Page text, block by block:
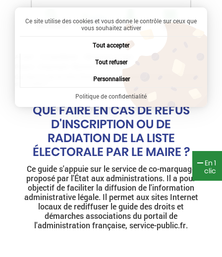
Recherche Profil Menu
En 1
clic
Élections
Que faire en cas de refus d'inscription ou de radiation de la liste électorale
QUE FAIRE EN CAS DE REFUS
D'INSCRIPTION OU DE
RADIATION DE LA LISTE
ÉLECTORALE PAR LE MAIRE ?
Ce guide s'appuie sur le service de co-marquage
proposé par l'État aux administrations. Il a pour
objectif de faciliter la diffusion de l'information
administrative légale. Il permet aux sites Internet
locaux de rediffuser le guide des droits et
démarches associations du portail de
l'administration française, service-public.fr.
Ce site utilise des cookies et vous donne le contrôle sur ceux que
vous souhaitez activer
Tout accepter
Tout refuser
Personnaliser
Politique de confidentialité